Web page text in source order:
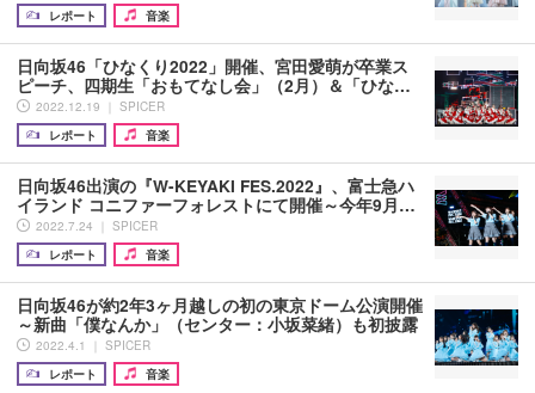
レポート
音楽
日向坂46「ひなくり2022」開催、宮田愛萌が卒業ス
ピーチ、四期生「おもてなし会」（2月）＆「ひな…
2022.12.19 ｜ SPICER
レポート
音楽
日向坂46出演の『W-KEYAKI FES.2022』、富士急ハ
イランド コニファーフォレストにて開催～今年9月…
2022.7.24 ｜ SPICER
レポート
音楽
日向坂46が約2年3ヶ月越しの初の東京ドーム公演開催
～新曲「僕なんか」（センター：小坂菜緒）も初披露
2022.4.1 ｜ SPICER
レポート
音楽